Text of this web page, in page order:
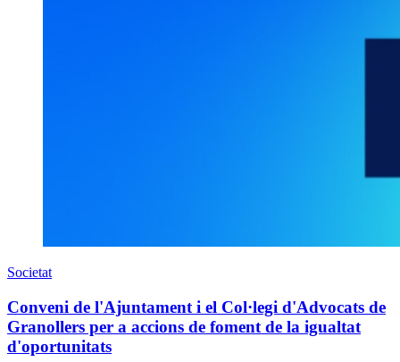
Societat
Conveni de l'Ajuntament i el Col·legi d'Advocats de
Granollers per a accions de foment de la igualtat
d'oportunitats